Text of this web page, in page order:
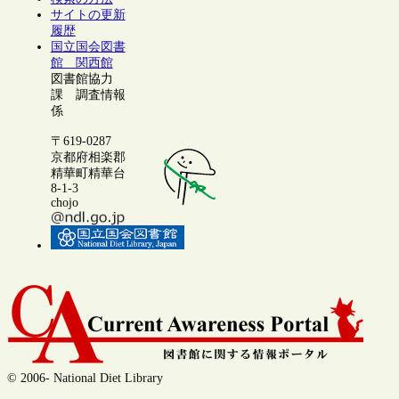
サイトの更新
履歴
国立国会図書
館 関西館
図書館協力
課 調査情報
係
〒619-0287
京都府相楽郡
精華町精華台
8-1-3
chojo
© 2006- National Diet Library